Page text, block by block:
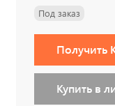
Под заказ
Получить
Купить в